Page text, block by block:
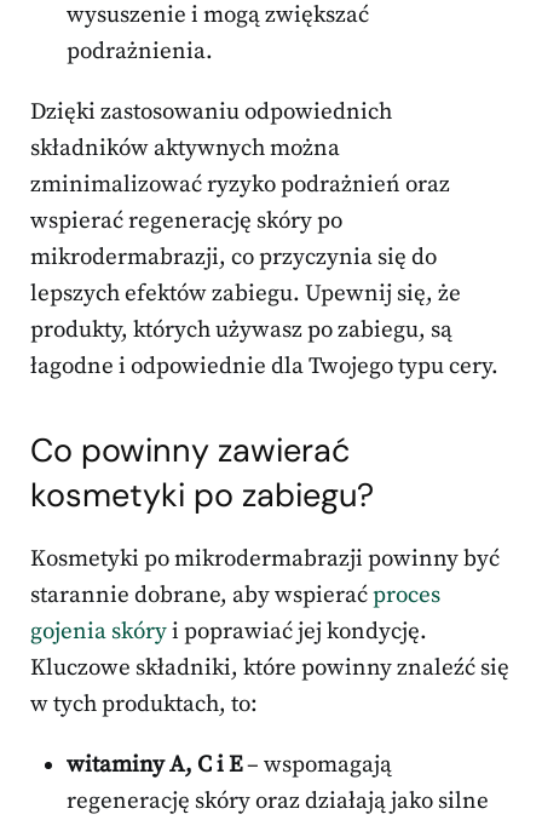
wysuszenie i mogą zwiększać
podrażnienia.
Dzięki zastosowaniu odpowiednich
składników aktywnych można
zminimalizować ryzyko podrażnień oraz
wspierać regenerację skóry po
mikrodermabrazji, co przyczynia się do
lepszych efektów zabiegu. Upewnij się, że
produkty, których używasz po zabiegu, są
łagodne i odpowiednie dla Twojego typu cery.
Co powinny zawierać
kosmetyki po zabiegu?
Kosmetyki po mikrodermabrazji powinny być
starannie dobrane, aby wspieraćproces
gojenia skóryi poprawiać jej kondycję.
Kluczowe składniki, które powinny znaleźć się
w tych produktach, to:
witaminy A, C i E– wspomagają
regenerację skóry oraz działają jako silne